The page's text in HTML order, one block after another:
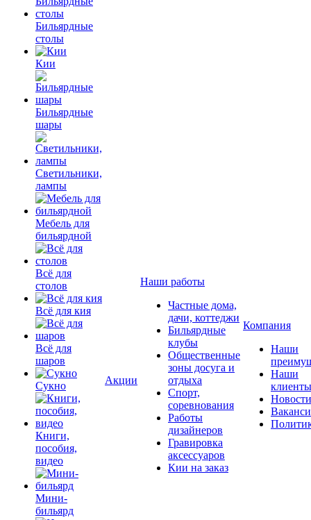
Бильярдные
столы
Кии
Бильярдные
шары
Светильники,
лампы
Мебель для
бильярдной
Всё для
столов
Всё для кия
Всё для
шаров
Сукно
Книги,
пособия,
видео
Мини-
бильярд
Акции
Наши работы
Частные дома,
дачи, коттеджи
Бильярдные
клубы
Общественные
зоны досуга и
отдыха
Спорт,
соревнования
Работы
дизайнеров
Гравировка
аксессуаров
Кии на заказ
Компания
Наши
Наши
клиенты
Новости